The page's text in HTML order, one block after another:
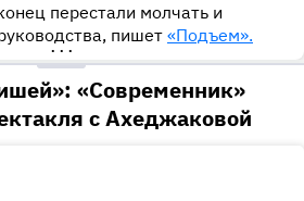
перестали молчать и
пишет «Подъем».
•••
«Современник»
с Ахеджаковой